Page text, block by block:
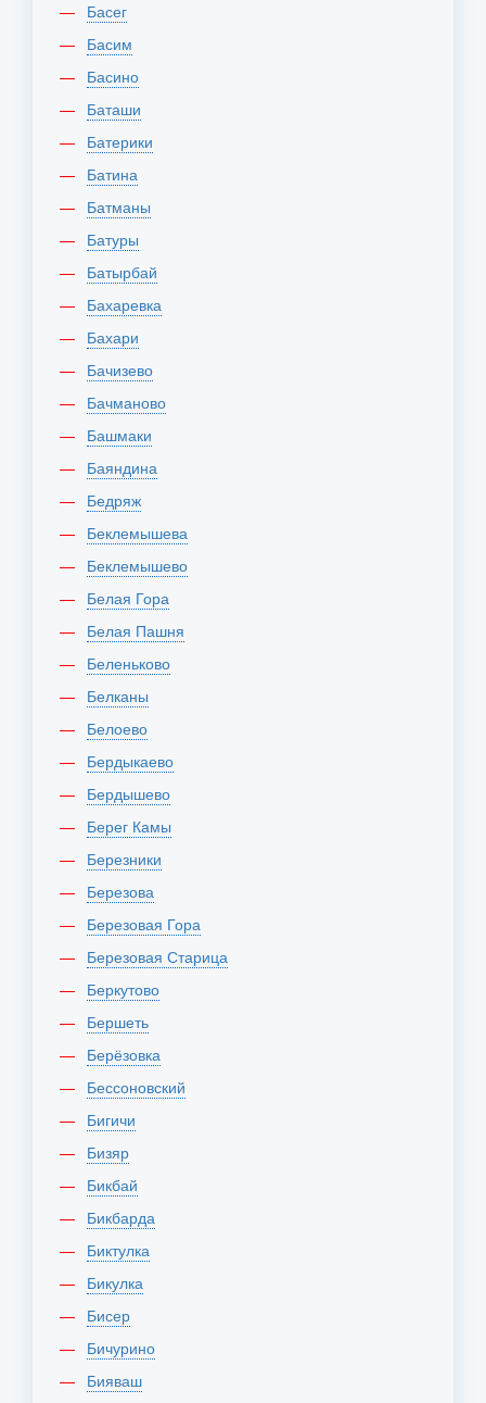
Басег
Басим
Басино
Баташи
Батерики
Батина
Батманы
Батуры
Батырбай
Бахаревка
Бахари
Бачизево
Бачманово
Башмаки
Баяндина
Бедряж
Беклемышева
Беклемышево
Белая Гора
Белая Пашня
Беленьково
Белканы
Белоево
Бердыкаево
Бердышево
Берег Камы
Березники
Березова
Березовая Гора
Березовая Старица
Беркутово
Бершеть
Берёзовка
Бессоновский
Бигичи
Бизяр
Бикбай
Бикбарда
Биктулка
Бикулка
Бисер
Бичурино
Бияваш